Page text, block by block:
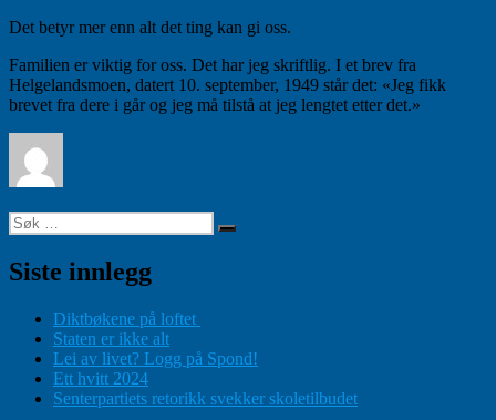
Det betyr mer enn alt det ting kan gi oss.
Familien er viktig for oss. Det har jeg skriftlig. I et brev fra
Helgelandsmoen, datert 10. september, 1949 står det: «Jeg fikk
brevet fra dere i går og jeg må tilstå at jeg lengtet etter det.»
annet
opp
Søk
etter:
Søk
Siste innlegg
Diktbøkene på loftet
Staten er ikke alt
Lei av livet? Logg på Spond!
Ett hvitt 2024
Senterpartiets retorikk svekker skoletilbudet